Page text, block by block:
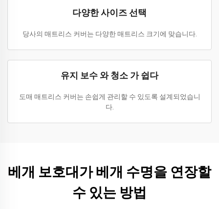
다양한 사이즈 선택
당사의 매트리스 커버는 다양한 매트리스 크기에 맞습니다.
유지 보수 와 청소 가 쉽다
도매 매트리스 커버는 손쉽게 관리할 수 있도록 설계되었습니
다.
베개 보호대가 베개 수명을 연장할
수 있는 방법